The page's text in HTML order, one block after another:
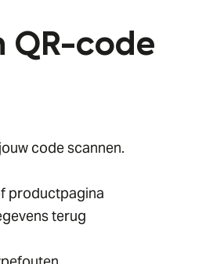
code
code scannen.
productpagina
terug